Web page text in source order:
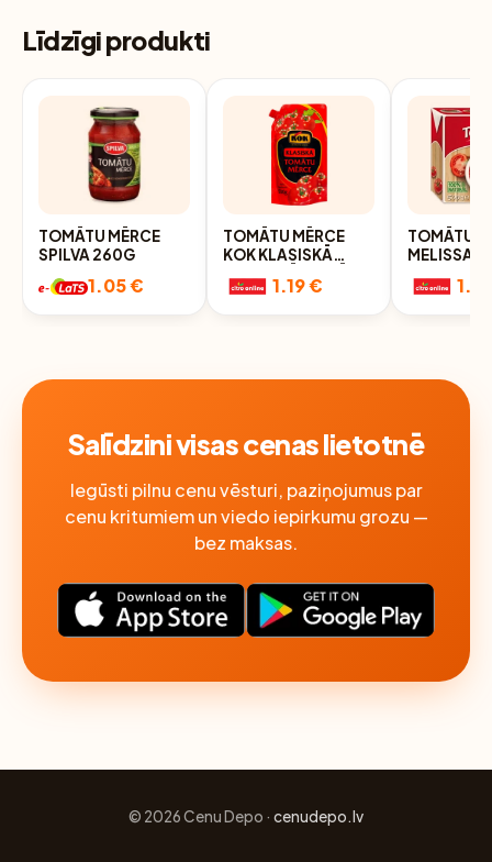
Līdzīgi produkti
TOMĀTU MĒRCE
SPILVA 260G
1.05 €
TOMĀTU MĒRCE
KOK KLASISKĀ
1.19 €
TOMĀTU
MELISSA,
Salīdzini visas cenas lietotnē
Iegūsti pilnu cenu vēsturi, paziņojumus par
cenu kritumiem un viedo iepirkumu grozu —
bez maksas.
© 2026 Cenu Depo · cenudepo.lv